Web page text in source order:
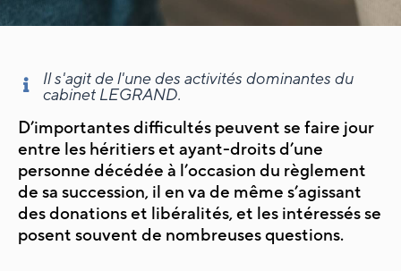
Il s'agit de l'une des activités dominantes du
cabinet LEGRAND.
D’importantes difficultés peuvent se faire jour
entre les héritiers et ayant-droits d’une
personne décédée à l’occasion du règlement
de sa succession, il en va de même s’agissant
des donations et libéralités, et les intéressés se
posent souvent de nombreuses questions.